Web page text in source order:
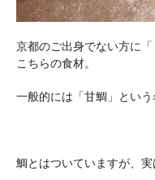
京都のご出身でない方に
こちらの食材。
一般的には「甘鯛」という
鯛とはついていますが、実